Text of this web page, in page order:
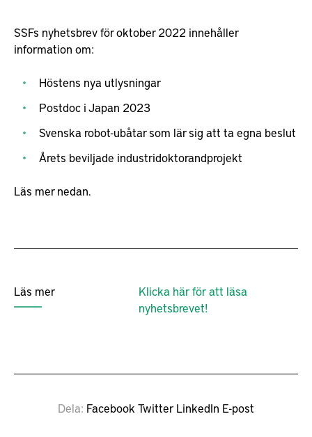
SSFs nyhetsbrev för oktober 2022 innehåller
information om:
Höstens nya utlysningar
Postdoc i Japan 2023
Svenska robot-ubåtar som lär sig att ta egna beslut
Årets beviljade industridoktorandprojekt
Läs mer nedan.
Läs mer
Klicka här för att läsa
nyhetsbrevet!
Dela Facebook Twitter LinkedIn E-post